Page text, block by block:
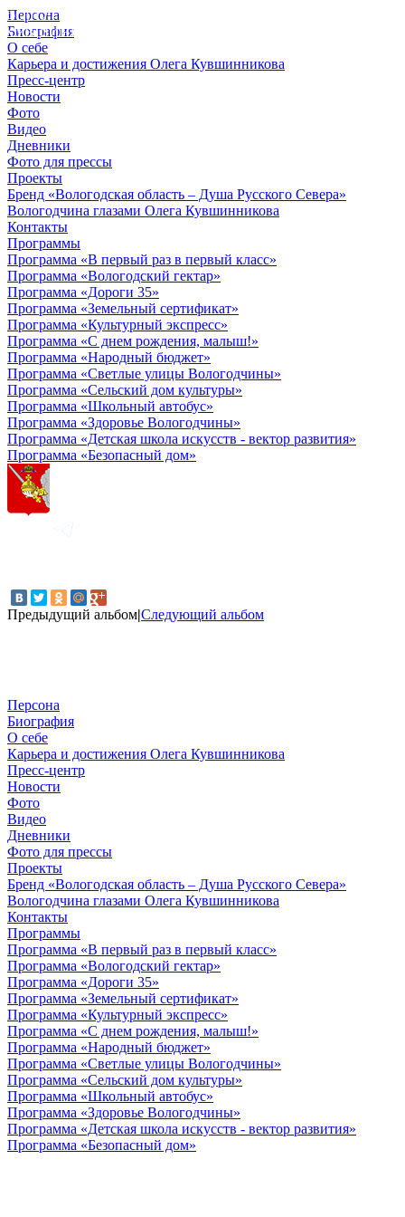
Персона
Биография
О себе
Карьера и достижения Олега Кувшинникова
Пресс-центр
Новости
Фото
Видео
Дневники
Фото для прессы
Проекты
Бренд «Вологодская область – Душа Русского Севера»
Вологодчина глазами Олега Кувшинникова
Контакты
Программы
Программа «В первый раз в первый класс»
Программа «Вологодский гектар»
Программа «Дороги 35»
Программа «Земельный сертификат»
Программа «Культурный экспресс»
Программа «С днем рождения, малыш!»
Программа «Народный бюджет»
Программа «Светлые улицы Вологодчины»
Программа «Сельский дом культуры»
Программа «Школьный автобус»
Программа «Здоровье Вологодчины»
Программа «Детская школа искусств - вектор развития»
Программа «Безопасный дом»
Предыдущий альбом|Следующий альбом
© 2012 - 2023,
КУВШИННИКОВ О.А.
Персона
Биография
О себе
Карьера и достижения Олега Кувшинникова
Пресс-центр
Новости
Фото
Видео
Дневники
Фото для прессы
Проекты
Бренд «Вологодская область – Душа Русского Севера»
Вологодчина глазами Олега Кувшинникова
Контакты
Программы
Программа «В первый раз в первый класс»
Программа «Вологодский гектар»
Программа «Дороги 35»
Программа «Земельный сертификат»
Программа «Культурный экспресс»
Программа «С днем рождения, малыш!»
Программа «Народный бюджет»
Программа «Светлые улицы Вологодчины»
Программа «Сельский дом культуры»
Программа «Школьный автобус»
Программа «Здоровье Вологодчины»
Программа «Детская школа искусств - вектор развития»
Программа «Безопасный дом»